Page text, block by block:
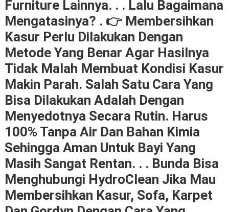
Furniture Lainnya. . . Lalu Bagaimana
Mengatasinya? . 👉 Membersihkan
Kasur Perlu Dilakukan Dengan
Metode Yang Benar Agar Hasilnya
Tidak Malah Membuat Kondisi Kasur
Makin Parah. Salah Satu Cara Yang
Bisa Dilakukan Adalah Dengan
Menyedotnya Secara Rutin. Harus
100% Tanpa Air Dan Bahan Kimia
Sehingga Aman Untuk Bayi Yang
Masih Sangat Rentan. . . Bunda Bisa
Menghubungi HydroClean Jika Mau
Membersihkan Kasur, Sofa, Karpet